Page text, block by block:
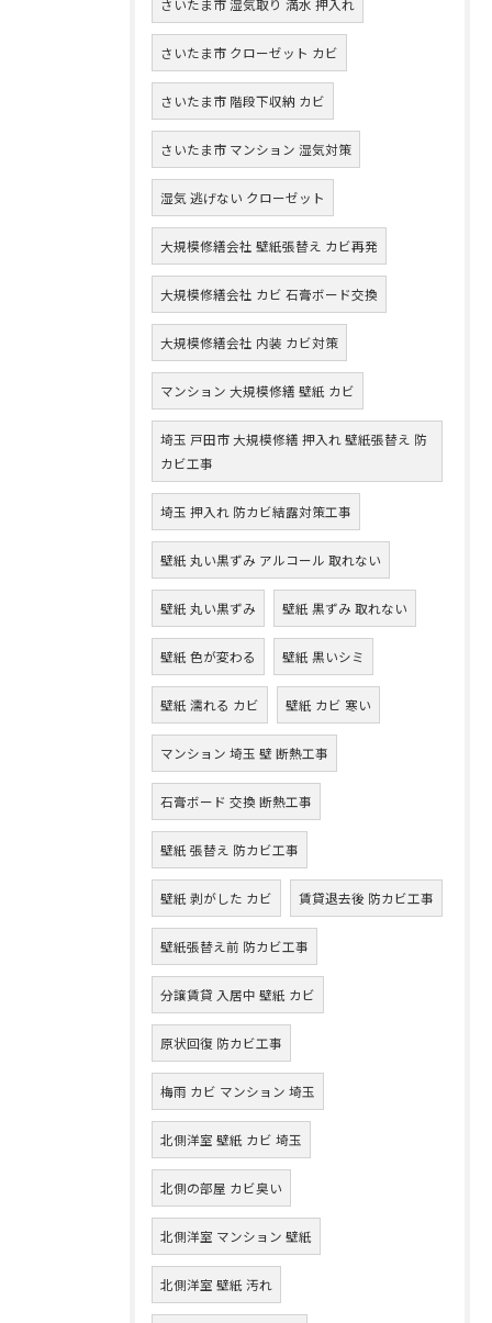
さいたま市 湿気取り 満水 押入れ
さいたま市 クローゼット カビ
さいたま市 階段下収納 カビ
さいたま市 マンション 湿気対策
湿気 逃げない クローゼット
大規模修繕会社 壁紙張替え カビ再発
大規模修繕会社 カビ 石膏ボード交換
大規模修繕会社 内装 カビ対策
マンション 大規模修繕 壁紙 カビ
埼玉 戸田市 大規模修繕 押入れ 壁紙張替え 防
カビ工事
埼玉 押入れ 防カビ結露対策工事
壁紙 丸い黒ずみ アルコール 取れない
壁紙 丸い黒ずみ 壁紙 黒ずみ 取れない
壁紙 色が変わる 壁紙 黒いシミ
壁紙 濡れる カビ 壁紙 カビ 寒い
マンション 埼玉 壁 断熱工事
石膏ボード 交換 断熱工事
壁紙 張替え 防カビ工事
壁紙 剥がした カビ 賃貸退去後 防カビ工事
壁紙張替え前 防カビ工事
分譲賃貸 入居中 壁紙 カビ
原状回復 防カビ工事
梅雨 カビ マンション 埼玉
北側洋室 壁紙 カビ 埼玉
北側の部屋 カビ臭い
北側洋室 マンション 壁紙
北側洋室 壁紙 汚れ